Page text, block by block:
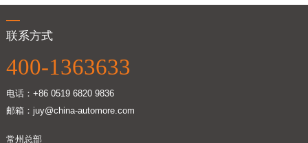
联系方式
400-1363633
电话：+86 0519 6820 9836
邮箱：juy@china-automore.com
常州总部